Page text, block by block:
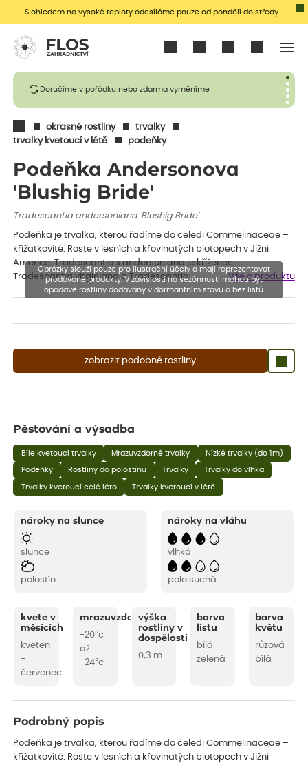
S ohledem na vysoké teploty odesíláme pouze od pondělí do středy
Doručíme v pořádku nebo zdarma vyměníme
okrasné rostliny
trvalky
trvalky kvetoucí v létě
podeňky
Podeňka Andersonova
'Blushig Bride'
Tradescantia andersoniana 'Blushig Bride'
Podeňka je trvalka, kterou řadíme do čeledi Commelinaceae –
křížatkovité. Roste v lesních a křovinatých biotopech v Jižní
Americe. Tradescantia x andersoniana je kříženec
Tradescantia virginiana a Tradescantia…
Vše o produktu
zobrazit podobné rostliny
Obrázky slouží pouze pro ilustrační účely a mají reprezentovat
prodávané produkty. V závislosti na sezónnosti mohou být
opadavé rostliny dodávány v dormantním stavu a bez listů.
Rostliny mohou být také sestřiženy níže, než je uvedená výška,
Pěstování a výsadba
Bíle kvetoucí trvalky Mrazuvzdorné trvalky Nízké trvalky (do 1m)
Podeňky Rostliny do polostínu Trvalky Trvalky do vlhka
Trvalky kvetoucí celé léto Trvalky kvetoucí v létě
nároky na slunce
slunce
polostín
nároky na vláhu
vlhká
polo suchá
kvete v
měsících
květen
-
červenec
mrazuvzdornost
-20°c
až
-24°c
výška
rostliny v
dospělosti
0,3 m
barva
listu
bílá
zelená
barva
květu
růžová
bílá
Podrobný popis
Podeňka je trvalka, kterou řadíme do čeledi Commelinaceae –
křížatkovité. Roste v lesních a křovinatých biotopech v Jižní